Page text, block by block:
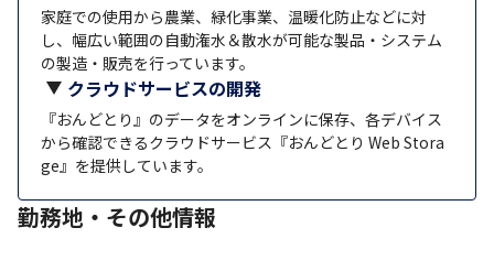
家庭での使用から農業、緑化事業、温暖化防止などに対
し、幅広い範囲の自動潅水＆散水が可能な製品・システム
の製造・販売を行っています。
クラウドサービスの開発
『おんどとり』のデータをオンラインに保存、各デバイス
から確認できるクラウドサービス『おんどとり Web Stora
ge』を提供しています。
勤務地・その他情報